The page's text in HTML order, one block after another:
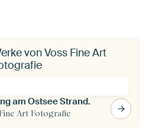
von Voss Fine Art
am Ostsee Strand.
Art Fotografie